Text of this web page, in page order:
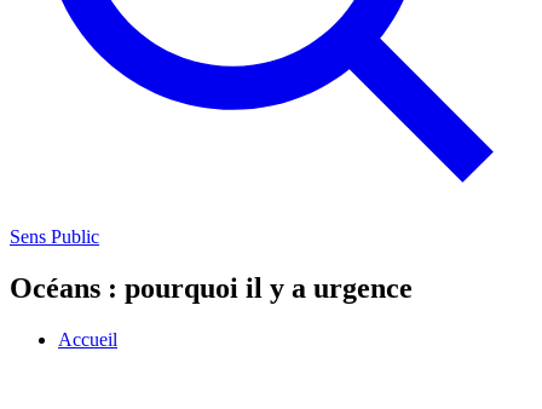
Sens Public
Océans : pourquoi il y a urgence
Accueil